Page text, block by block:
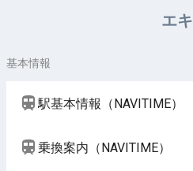
エキ
基本情報
駅基本情報（NAVITIME）
乗換案内（NAVITIME）